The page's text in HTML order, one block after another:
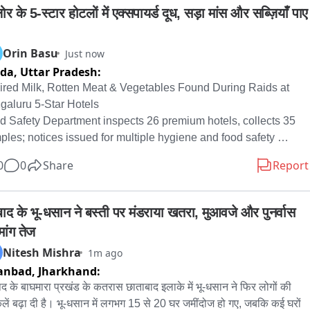
টিম হানা দেয় তাকে নিয়ে ঘুটিয়ারি শরিফে।
গোপন জায়গা থেকে উদ্ধার হয়েছে পাঁচটি বড় এক নলা বন্ধুক ও একটি ছোট বন্দুক।
গ্রেফতার করা হয় অর্থাৎ রবিবারে তখন তার কাছ থেকে পাওয়া গেছিল দুটি একনলা
দু রাউন্ড বন্দুকের গুলি।
পুলিশ হেফাজতে নিয়ে উদ্ধার এই সমস্ত অস্ত্রগুলি। এ বিষয়ে বারুইপুর জেলা পুলিশের
পুলিশ সুপার, অতীশ বিশ্বাস বলেন, নির্দিষ্ট সূত্র মারফত পাওয়া তথ্যের ভিত্তিতে তাকে
অস্ত্র পাওয়া গেল। এই অস্ত্রের ভিত্তিতে নতুন করে আবার তদন্ত শুরু করবে পুলিশ।
के 5-स्टार होटलों में एक्सपायर्ड दूध, सड़ा मांस और सब्ज़ियाँ पाए
Orin Basu Just now
Uttar Pradesh:
Milk, Rotten Meat & Vegetables Found During Raids at
5-Star Hotels
Safety Department inspects 26 premium hotels, collects 35
notices issued for multiple hygiene and food safety
a special inspection drive across 3-star and 5-star
in Bengaluru.
teams of Food Safety Officers inspected 26 hotels across
Urban district, covering all BBMP zones, to check
with the Food Safety and Standards Act, 2006, and
regulations.
0 Share Report
के भू-धसान ने बस्ती पर मंडराया खतरा, मुआवजे और पुनर्वास
तेज
Nitesh Mishra 1m ago
Jharkhand:
के बाघमारा प्रखंड के कतरास छाताबाद इलाके में भू-धसान ने फिर लोगों की
बढ़ा दी है। भू-धसान में लगभग 15 से 20 घर जमींदोज हो गए, जबकि कई घरों